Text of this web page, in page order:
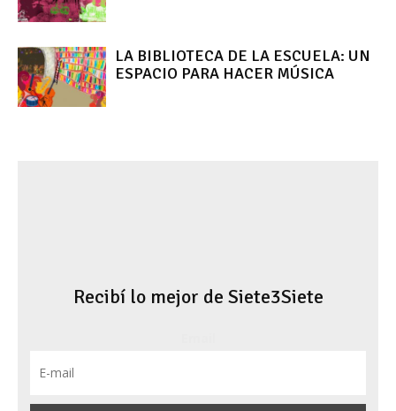
LA BIBLIOTECA DE LA ESCUELA: UN
ESPACIO PARA HACER MÚSICA
Recibí lo mejor de Siete3Siete